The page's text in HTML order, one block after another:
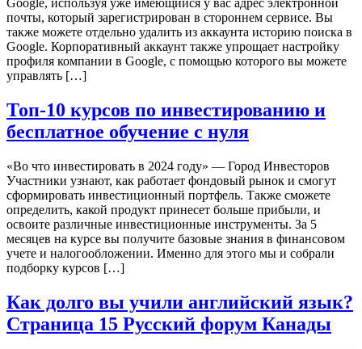
Google, используя уже имеющийся у вас адрес электронной
почты, который зарегистрирован в стороннем сервисе. Вы
также можете отдельно удалить из аккаунта историю поиска в
Google. Корпоративный аккаунт также упрощает настройку
профиля компании в Google, с помощью которого вы можете
управлять […]
Топ-10 курсов по инвестированию и
бесплатное обучение с нуля
«Во что инвестировать в 2024 году» — Город Инвесторов
Участники узнают, как работает фондовый рынок и смогут
сформировать инвестиционный портфель. Также сможете
определить, какой продукт принесет больше прибыли, и
освоите различные инвестиционные инструменты. За 5
месяцев на курсе вы получите базовые знания в финансовом
учете и налогообложении. Именно для этого мы и собрали
подборку курсов […]
Как долго вы учили английский язык?
Страница 15 Русский форум Канады